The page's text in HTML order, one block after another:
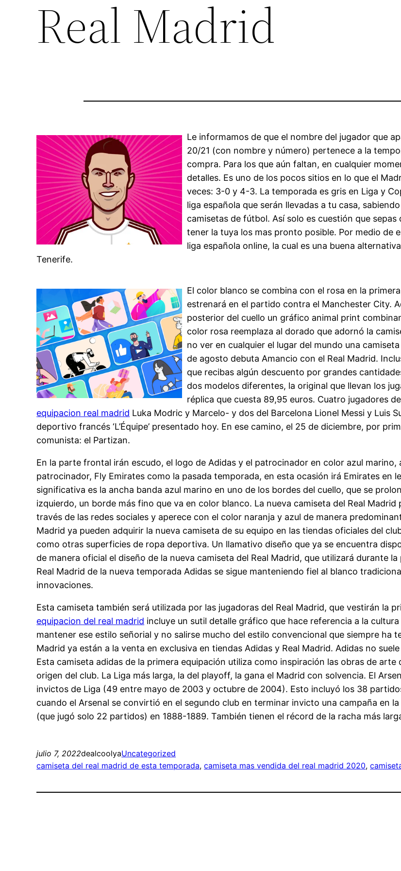
Real Madrid
Le informamos de que el nombre del jugador que
20/21 (con nombre y número) pertenece a la
compra. Para los que aún faltan, en cualquier
detalles. Es uno de los pocos sitios en lo que el
veces: 3-0 y 4-3. La temporada es gris en Liga y
liga española que serán llevadas a tu casa,
camisetas de fútbol. Así solo es cuestión que
tener la tuya los mas pronto posible. Por medio de
liga española online, la cual es una buena
Tenerife.
El color blanco se combina con el rosa en la
estrenará en el partido contra el Manchester City.
posterior del cuello un gráfico animal print
color rosa reemplaza al dorado que adornó la
no ver en cualquier el lugar del mundo una
de agosto debuta Amancio con el Real Madrid.
que recibas algún descuento por grandes
dos modelos diferentes, la original que llevan los
réplica que cuesta 89,95 euros. Cuatro jugadores
equipacion real madrid Luka Modric y Marcelo- y dos del Barcelona Lionel Messi y Luis
deportivo francés ‘L’Équipe’ presentado hoy. En ese camino, el 25 de diciembre, por
comunista: el Partizan.
En la parte frontal irán escudo, el logo de Adidas y el patrocinador en color azul
patrocinador, Fly Emirates como la pasada temporada, en esta ocasión irá Emirates en
significativa es la ancha banda azul marino en uno de los bordes del cuello, que se
izquierdo, un borde más fino que va en color blanco. La nueva camiseta del Real
través de las redes sociales y aperece con el color naranja y azul de manera
Madrid ya pueden adquirir la nueva camiseta de su equipo en las tiendas oficiales del
como otras superficies de ropa deportiva. Un llamativo diseño que ya se encuentra
de manera oficial el diseño de la nueva camiseta del Real Madrid, que utilizará durante
Real Madrid de la nueva temporada Adidas se sigue manteniendo fiel al blanco
innovaciones.
Esta camiseta también será utilizada por las jugadoras del Real Madrid, que vestirán la
equipacion del real madrid incluye un sutil detalle gráfico que hace referencia a la
mantener ese estilo señorial y no salirse mucho del estilo convencional que siempre ha
Madrid ya están a la venta en exclusiva en tiendas Adidas y Real Madrid. Adidas no
Esta camiseta adidas de la primera equipación utiliza como inspiración las obras de
origen del club. La Liga más larga, la del playoff, la gana el Madrid con solvencia. El
invictos de Liga (49 entre mayo de 2003 y octubre de 2004). Esto incluyó los 38
cuando el Arsenal se convirtió en el segundo club en terminar invicto una campaña en
(que jugó solo 22 partidos) en 1888-1889. También tienen el récord de la racha más
julio 7, 2022dealcoolyaUncategorized
camiseta del real madrid de esta temporada, camiseta mas vendida del real madrid 2020,